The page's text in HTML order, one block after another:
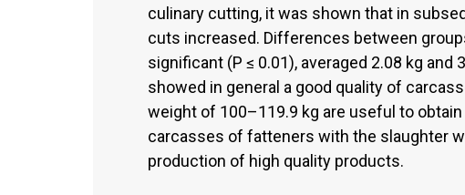
culinary cutting, it was shown that in
cuts increased. Differences between
significant (P ≤ 0.01), averaged 2.08 kg
showed in general a good quality of
weight of 100–119.9 kg are useful to
carcasses of fatteners with the slaughter
production of high quality products.